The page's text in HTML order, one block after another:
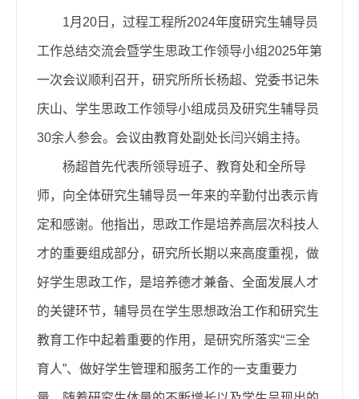
1月20日，过程工程所2024年度研究生辅导员
工作总结交流会暨学生思政工作领导小组2025年第
一次会议顺利召开，研究所所长杨超、党委书记朱
庆山、学生思政工作领导小组成员及研究生辅导员
30余人参会。会议由教育处副处长闫兴娟主持。
杨超首先代表所领导班子、教育处和全所导
师，向全体研究生辅导员一年来的辛勤付出表示肯
定和感谢。他指出，思政工作是培养高层次科技人
才的重要组成部分，研究所长期以来高度重视，做
好学生思政工作，是培养德才兼备、全面发展人才
的关键环节，辅导员在学生思想政治工作和研究生
教育工作中起着重要的作用，是研究所落实“三全
育人”、做好学生管理和服务工作的一支重要力